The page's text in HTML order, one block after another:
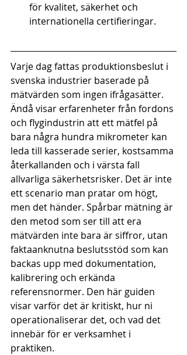
för kvalitet, säkerhet och
internationella certifieringar.
Varje dag fattas produktionsbeslut i
svenska industrier baserade på
mätvärden som ingen ifrågasätter.
Ändå visar erfarenheter från fordons
och flygindustrin att ett mätfel på
bara några hundra mikrometer kan
leda till kasserade serier, kostsamma
återkallanden och i värsta fall
allvarliga säkerhetsrisker. Det är inte
ett scenario man pratar om högt,
men det händer. Spårbar mätning är
den metod som ser till att era
mätvärden inte bara är siffror, utan
faktaanknutna beslutsstöd som kan
backas upp med dokumentation,
kalibrering och erkända
referensnormer. Den här guiden
visar varför det är kritiskt, hur ni
operationaliserar det, och vad det
innebär för er verksamhet i
praktiken.